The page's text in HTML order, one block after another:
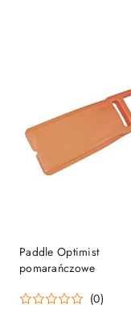
Paddle Optimist
pomarańczowe
(0)